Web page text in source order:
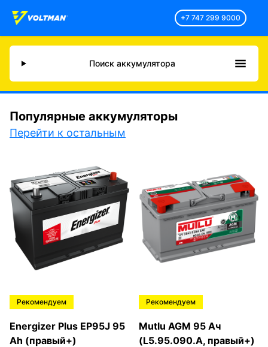
+7 747 299 9000
Поиск аккумулятора
Популярные аккумуляторы
Перейти к остальным
Рекомендуем
Energizer Plus EP95J 95
Ah (правый+)
Рекомендуем
Mutlu AGM 95 Ач
(L5.95.090.A, правый+)